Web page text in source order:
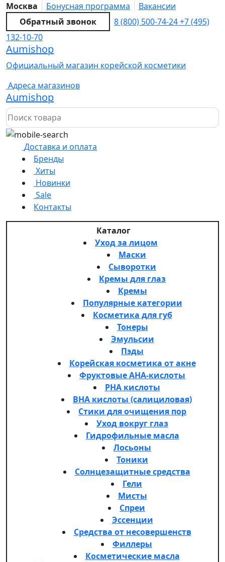
Москва Бонусная программа
Вакансии
Обратный звонок
8 (800) 500-74-24+7 (495)
132-10-70
Aumishop
Официальный магазин корейской косметики
Адреса магазинов
Aumishop
Доставка и оплата
Бренды
Хиты
Новинки
Sale
Контакты
Каталог
Уход за лицом
Маски
Сыворотки
Кремы для глаз
Кремы
Популярные категории
Косметика для губ
Тонеры
Эмульсии
Пэды
Корейская косметика от акне
Фруктовые AHA-кислоты
PHA кислоты
BHA кислоты (салициловая)
Стики для очищения пор
Уход вокруг глаз
Гидрофильные масла
Лосьоны
Тоники
Солнцезащитные средства
Гели
Мисты
Спреи
Эссенции
Средства от несовершенств
Филлеры
Косметические масла